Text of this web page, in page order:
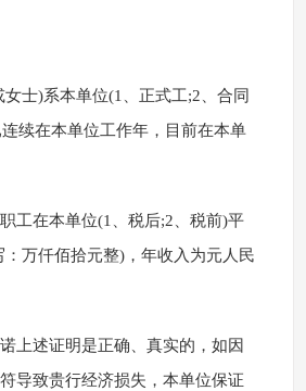
士)系本单位(1、正式工;2、合同
续在本单位工作年，目前在本单
工在本单位(1、税后;2、税前)平
万仟佰拾元整)，年收入为元人民
上述证明是正确、真实的，如因
导致贵行经济损失，本单位保证